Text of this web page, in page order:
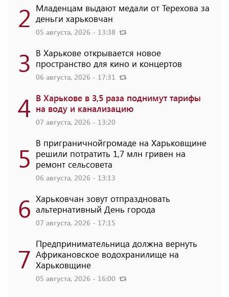
2 Младенцам выдают медали от Терехова за
деньги харьковчан
05 августа, 2026 - 13:38
3 В Харькове открывается новое
пространство для кино и концертов
06 августа, 2026 - 17:31
4 В Харькове в 3,5 раза поднимут тарифы
на воду и канализацию
07 августа, 2026 - 13:20
5 В приграничнойгромаде на Харьковщине
решили потратить 1,7 млн ​​гривен на
ремонт сельсовета
06 августа, 2026 - 13:13
6 Харьковчан зовут отпраздновать
альтернативный День города
07 августа, 2026 - 17:15
7 Предпринимательница должна вернуть
Африкановское водохранилище на
Харьковщине
05 августа, 2026 - 16:00